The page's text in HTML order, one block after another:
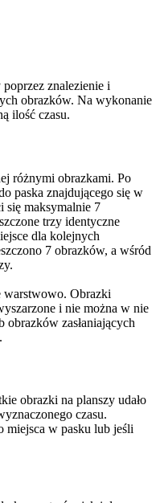
znalezienie i
obrazków. Na wykonanie
ilość czasu.
różnymi obrazkami. Po
paska znajdującego się w
się maksymalnie 7
trzy identyczne
dla kolejnych
7 obrazków, a wśród
warstwowo. Obrazki
i nie można w nie
zasłaniających
obrazki na planszy udało
czasu.
miejsca w pasku lub jeśli